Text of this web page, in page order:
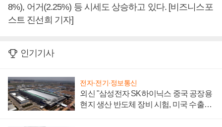
8%), 어거(2.25%) 등 시세도 상승하고 있다. [비즈니스포
스트 진선희 기자]
인기기사
전자·전기·정보통신
외신 "삼성전자 SK하이닉스 중국 공장용
현지 생산 반도체 장비 시험, 미국 수출통